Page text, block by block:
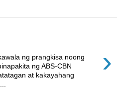
›
ng prangkisa noong
ng ABS-CBN
at kakayahang